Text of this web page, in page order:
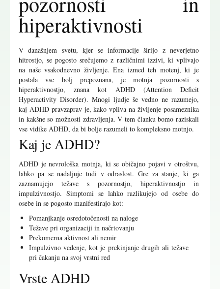
hiperaktivnosti
V današnjem svetu, kjer se informacije širijo z neverjetno
hitrostjo, se pogosto srečujemo z različnimi izzivi, ki vplivajo
na naše vsakodnevno življenje. Ena izmed teh motenj, ki je
postala vse bolj prepoznana, je motnja pozornosti s
hiperaktivnostjo, znana kot ADHD (Attention Deficit
Hyperactivity Disorder). Mnogi ljudje še vedno ne razumejo,
kaj ADHD pravzaprav je, kako vpliva na življenje posameznika
in kakšne so možnosti zdravljenja. V tem članku bomo raziskali
vse vidike ADHD, da bi bolje razumeli to kompleksno motnjo.
Kaj je ADHD?
ADHD je nevrološka motnja, ki se običajno pojavi v otroštvu,
lahko pa se nadaljuje tudi v odraslost. Gre za stanje, ki ga
zaznamujejo težave s pozornostjo, hiperaktivnostjo in
impulzivnostjo. Simptomi se lahko razlikujejo od osebe do
osebe in se pogosto manifestirajo kot:
Pomanjkanje osredotočenosti na naloge
Težave pri organizaciji in načrtovanju
Prekomerna aktivnost ali nemir
Impulzivno vedenje, kot je prekinjanje drugih ali težave
pri čakanju na svoj vrstni red
Vrste ADHD